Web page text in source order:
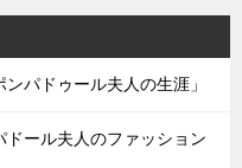
パドゥール夫人の生涯」
ドール夫人のファッション